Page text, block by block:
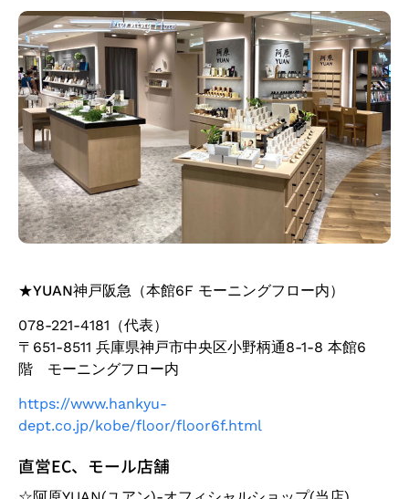
★YUAN神戸阪急
（本館6F モーニングフロー内）
078-221-4181（代表）
〒651-8511 兵庫県神戸市中央区小野柄通8-1-8 本館6
階 モーニングフロー内
https://www.hankyu-
dept.co.jp/kobe/floor/floor6f.html
直営EC、モール店舗